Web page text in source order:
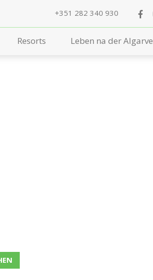
+351 282 340 930
Resorts Leben na der Algarve